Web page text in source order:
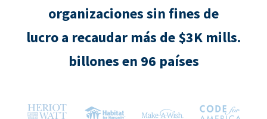
organizaciones sin fines de
lucro a recaudar más de $3K mills.
billones en 96 países